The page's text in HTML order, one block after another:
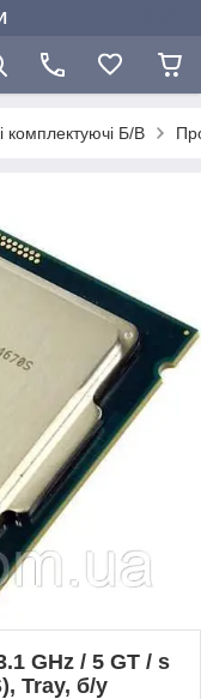
комплектуючі Б/В
GHz / 5 GT / s
Tray, б/у